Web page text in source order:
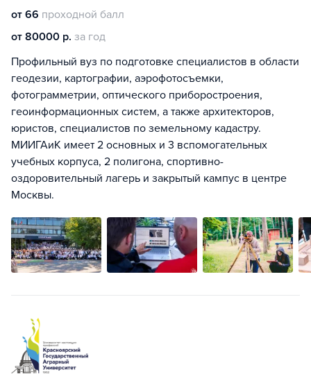
от 66 проходной балл
от 80000 р. за год
Профильный вуз по подготовке специалистов в области
геодезии, картографии, аэрофотосъемки,
фотограмметрии, оптического приборостроения,
геоинформационных систем, а также архитекторов,
юристов, специалистов по земельному кадастру.
МИИГАиК имеет 2 основных и 3 вспомогательных
учебных корпуса, 2 полигона, спортивно-
оздоровительный лагерь и закрытый кампус в центре
Москвы.